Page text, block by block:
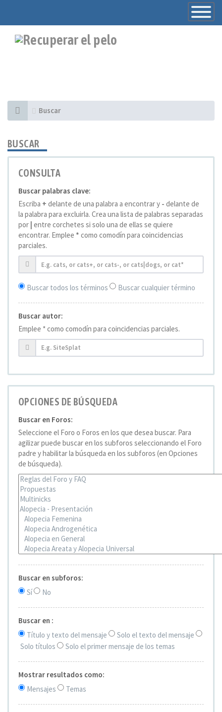
Toggle
Buscar
BUSCAR
CONSULTA
Buscar palabras clave:
Escriba + delante de una palabra a encontrar y - delante de
la palabra para excluirla. Crea una lista de palabras separadas
por | entre corchetes si solo una de ellas se quiere
encontrar. Emplee * como comodín para coincidencias
parciales.
Buscar todos los términos Buscar cualquier término
Buscar autor:
Emplee * como comodín para coincidencias parciales.
OPCIONES DE BÚSQUEDA
Buscar en Foros:
Seleccione el Foro o Foros en los que desea buscar. Para
agilizar puede buscar en los subforos seleccionando el Foro
padre y habilitar la búsqueda en los subforos (en Opciones
de búsqueda).
Buscar en subforos:
Sí
No
Buscar en :
Título y texto del mensaje
Solo el texto del mensaje
Solo títulos
Solo el primer mensaje de los temas
Mostrar resultados como:
Mensajes
Temas